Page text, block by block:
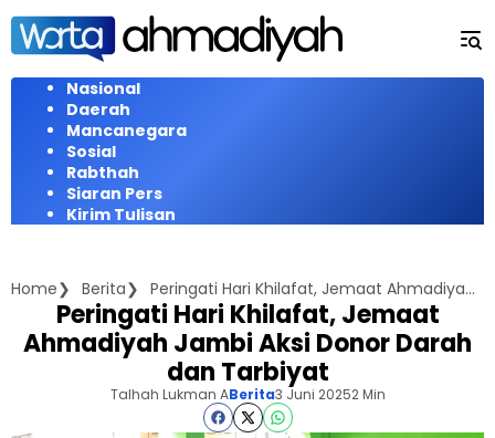
Langsung
konten
Nasional
Daerah
Mancanegara
Sosial
Rabthah
Siaran Pers
Kirim Tulisan
Home Berita Peringati Hari Khilafat, Jemaat Ahmadiyah Jambi Aksi Donor Darah dan Tarbiyat
Peringati Hari Khilafat, Jemaat
Ahmadiyah Jambi Aksi Donor Darah
dan Tarbiyat
Talhah Lukman ABerita3 Juni 20252 Min